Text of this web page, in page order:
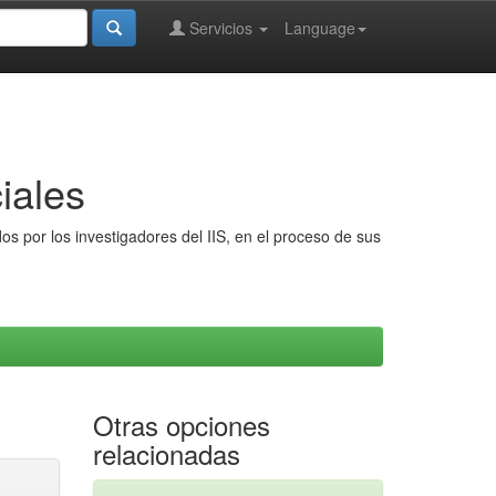
Language
Servicios
por los investigadores del IIS, en el proceso de sus
Otras opciones
relacionadas